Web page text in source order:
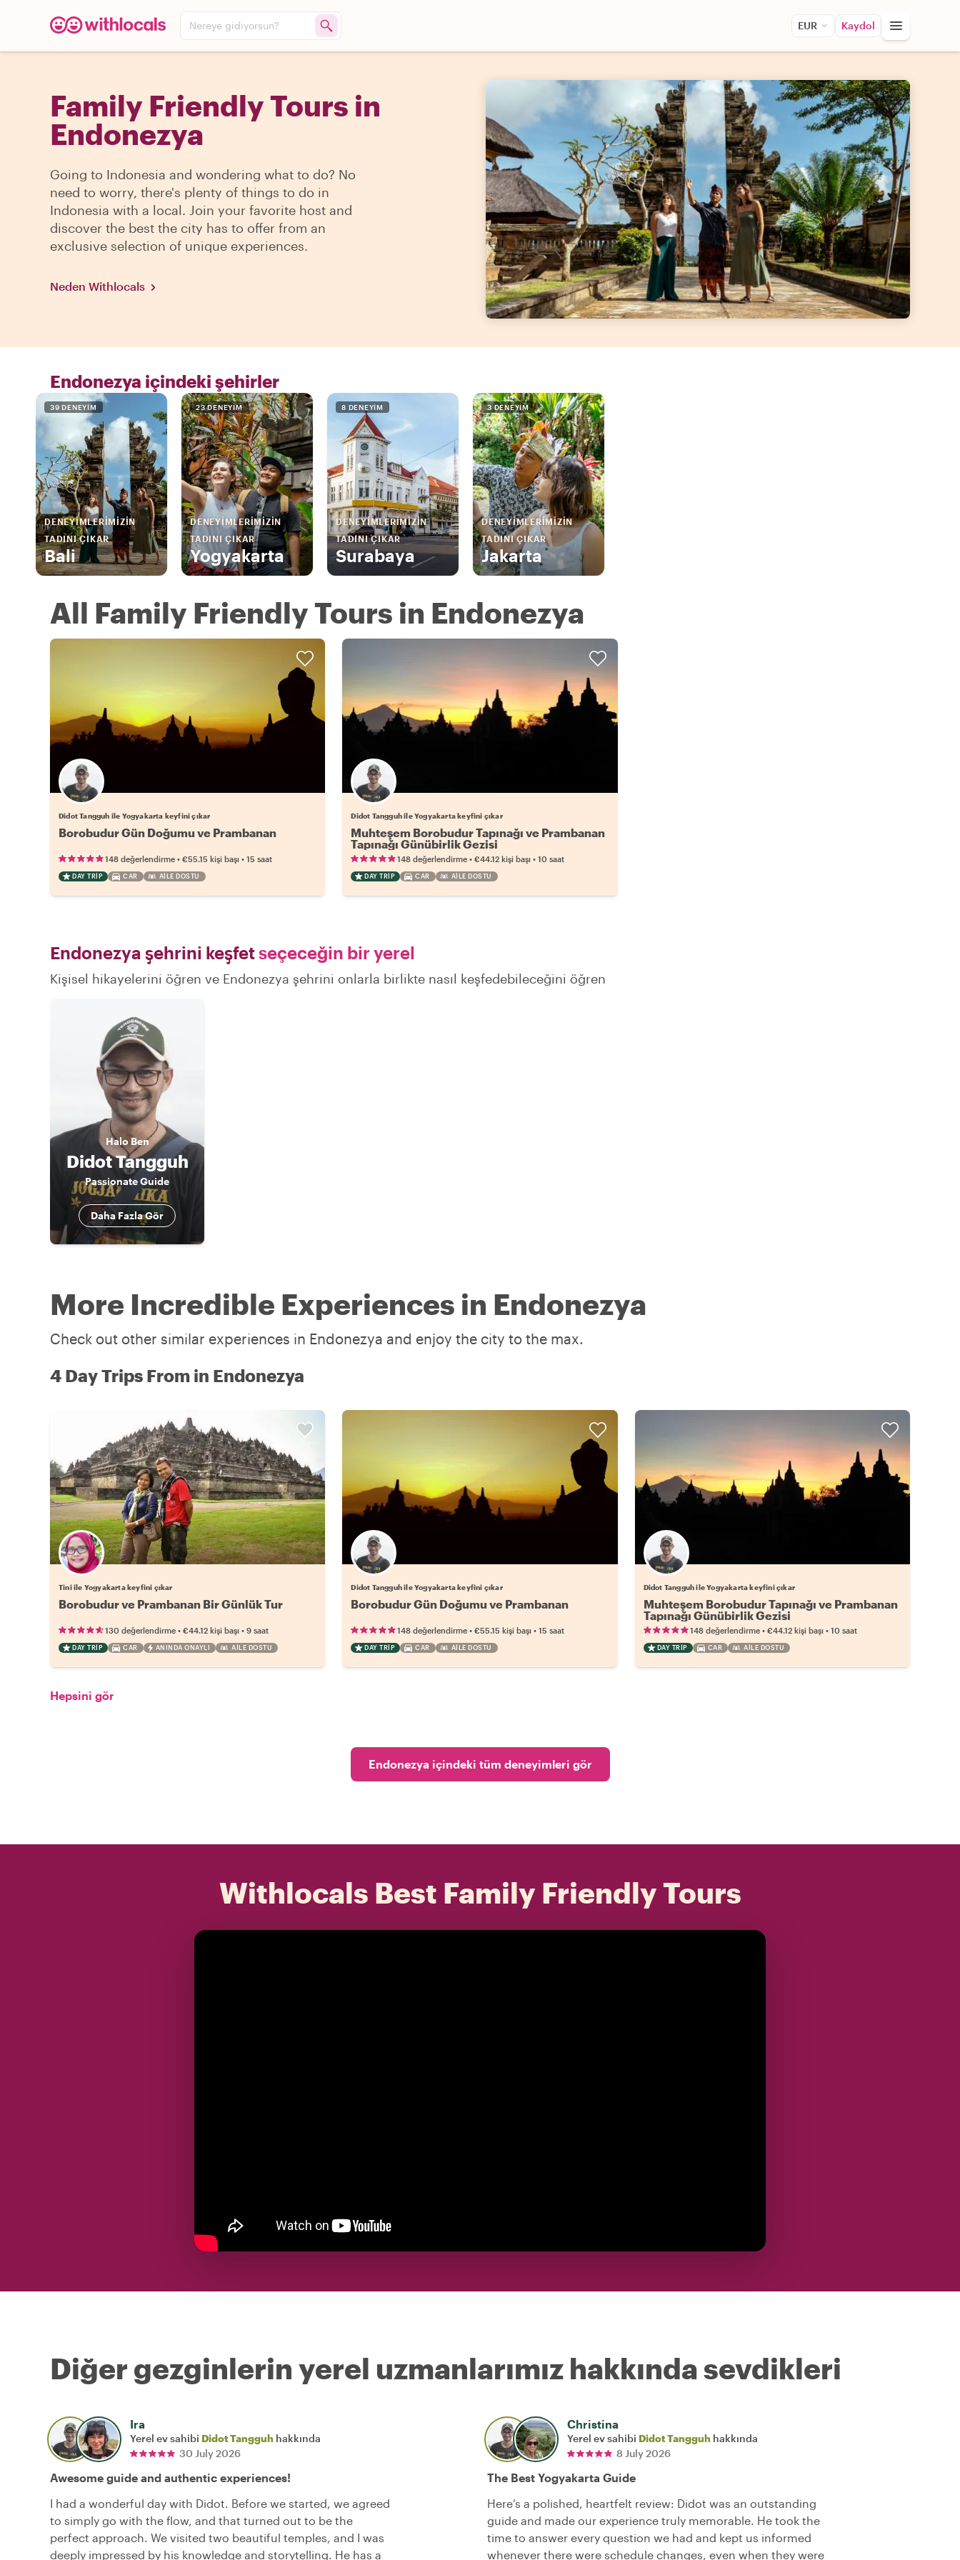
Nereye gidiyorsun? EUR Kaydol
Family Friendly Tours in
Endonezya
Going to Indonesia and wondering what to do? No
need to worry, there's plenty of things to do in
Indonesia with a local. Join your favorite host and
discover the best the city has to offer from an
exclusive selection of unique experiences.
Neden Withlocals
Endonezya içindeki şehirler
39 DENEYIM
DENEYIMLERIMIZIN
TADINI ÇIKAR
Bali
23 DENEYIM
DENEYIMLERIMIZIN
TADINI ÇIKAR
Yogyakarta
8 DENEYIM
DENEYIMLERIMIZIN
TADINI ÇIKAR
Surabaya
3 DENEYIM
DENEYIMLERIMIZIN
TADINI ÇIKAR
Jakarta
All Family Friendly Tours in Endonezya
Didot Tangguh ile Yogyakarta keyfini çıkar
Borobudur Gün Doğumu ve Prambanan
148 değerlendirme • €55.15 kişi başı • 15 saat
DAY TRIP CAR AILE DOSTU
Didot Tangguh ile Yogyakarta keyfini çıkar
Muhteşem Borobudur Tapınağı ve Prambanan
Tapınağı Günübirlik Gezisi
148 değerlendirme •€44.12 kişi başı •10 saat
DAY TRIP CAR AILE DOSTU
Endonezya şehrini keşfetseçeceğin bir yerel
Kişisel hikayelerini öğren ve Endonezya şehrini onlarla birlikte nasıl keşfedebileceğini öğren
Halo Ben
Didot Tangguh
Passionate Guide
Daha Fazla Gör
More Incredible Experiences in Endonezya
Check out other similar experiences in Endonezya and enjoy the city to the max.
4 Day Trips From in Endonezya
Tini ile Yogyakarta keyfini çıkar
Borobudur ve Prambanan Bir Günlük Tur
130 değerlendirme • €44.12 kişi başı • 9 saat
DAY TRIP CAR ANINDA ONAYLI AILE DOSTU
Didot Tangguh ile Yogyakarta keyfini çıkar
Borobudur Gün Doğumu ve Prambanan
148 değerlendirme •€55.15 kişi başı •15 saat
DAY TRIP CAR AILE DOSTU
Didot Tangguh ile Yogyakarta keyfini çıkar
Muhteşem Borobudur Tapınağı ve Prambanan
Tapınağı Günübirlik Gezisi
148 değerlendirme• €44.12 kişi başı• 10 saat
DAY TRIP CAR AILE DOSTU
Hepsini gör
Endonezya içindeki tüm deneyimleri gör
Withlocals Best Family Friendly Tours
Diğer gezginlerin yerel uzmanlarımız hakkında sevdikleri
Ira
Yerel ev sahibi Didot Tangguh hakkında
30 July 2026
Awesome guide and authentic experiences!
I had a wonderful day with Didot. Before we started, we agreed
to simply go with the flow, and that turned out to be the
perfect approach. We visited two beautiful temples, and I was
deeply impressed by his knowledge and storytelling. He has a
Christina
Yerel ev sahibi Didot Tangguh hakkında
8 July 2026
The Best Yogyakarta Guide
Here’s a polished, heartfelt review: Didot was an outstanding
guide and made our experience truly memorable. He took the
time to answer every question we had and kept us informed
whenever there were schedule changes, even when they were